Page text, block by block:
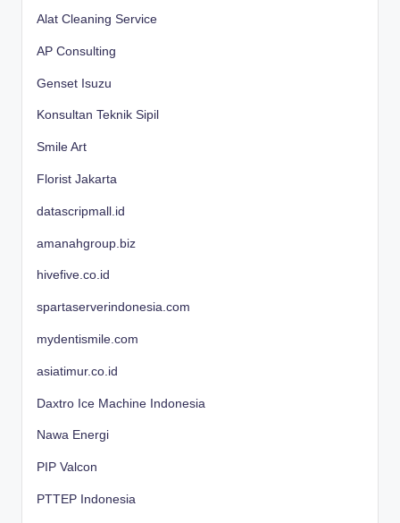
Alat Cleaning Service
AP Consulting
Genset Isuzu
Konsultan Teknik Sipil
Smile Art
Florist Jakarta
datascripmall.id
amanahgroup.biz
hivefive.co.id
spartaserverindonesia.com
mydentismile.com
asiatimur.co.id
Daxtro Ice Machine Indonesia
Nawa Energi
PIP Valcon
PTTEP Indonesia